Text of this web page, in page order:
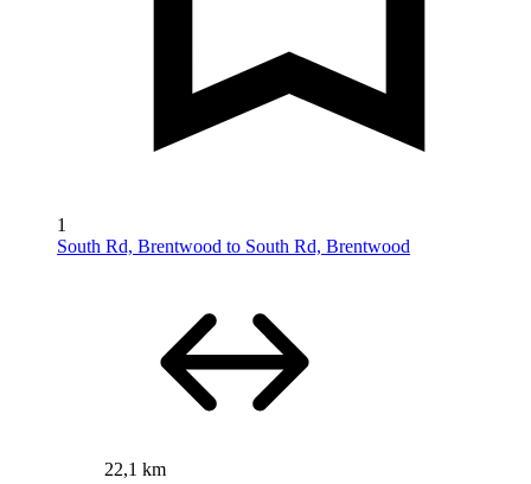
1
South Rd, Brentwood to South Rd, Brentwood
22,1 km